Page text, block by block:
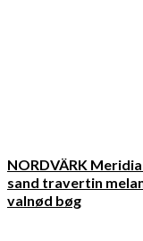
NORDVÄRK
sand travertin
valnød bøg